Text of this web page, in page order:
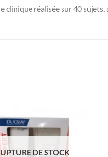
réalisée sur 40
DE STOCK